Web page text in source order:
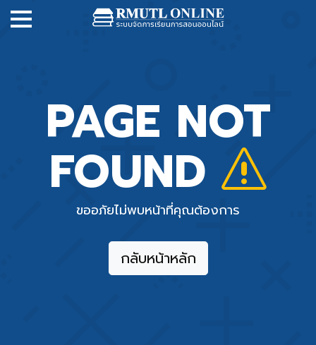
PAGE NOT
FOUND
ขออภัยไม่พบหน้าที่คุณต้องการ
กลับหน้าหลัก